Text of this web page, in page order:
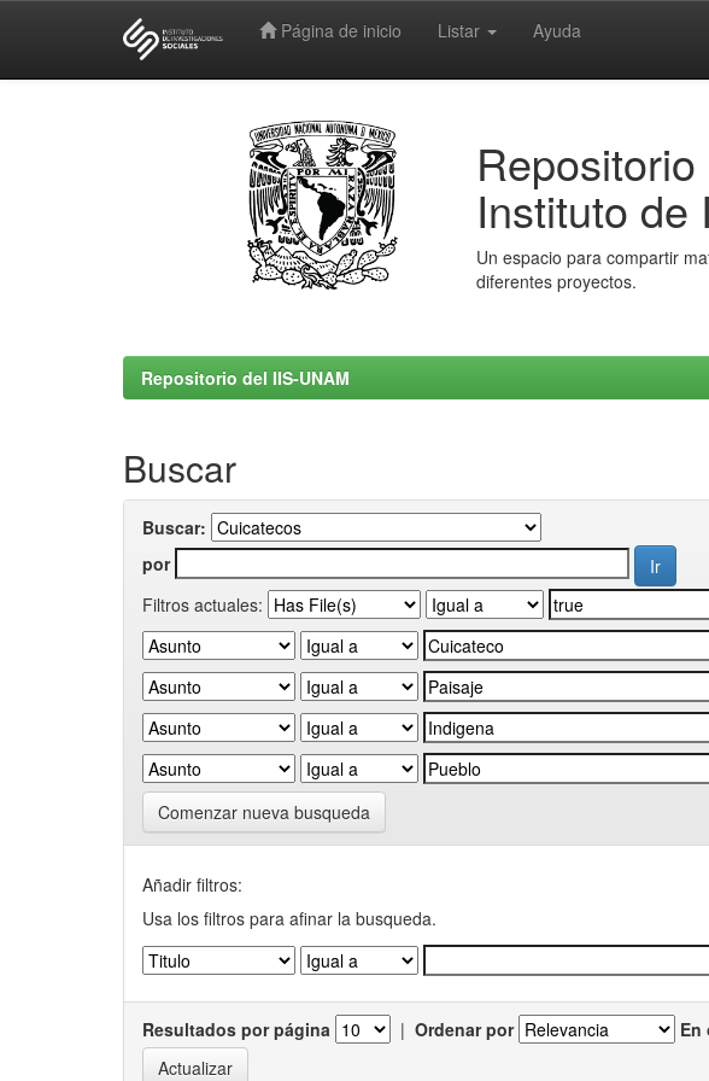
Página de inicio Listar Ayuda
Instituto de
Un espacio para compartir
diferentes proyectos.
Repositorio del IIS-UNAM
Buscar
Buscar:
por
Filtros actuales:
Comenzar nueva busqueda
Añadir filtros:
Usa los filtros para afinar la busqueda.
Resultados por página | Ordenar por En